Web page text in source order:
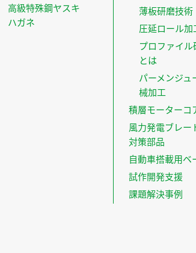
高級特殊鋼ヤスキ
ハガネ
薄板研磨技術
圧延ロール加
プロファイル
とは
パーメンジュ
械加工
積層モーターコ
風力発電ブレー
対策部品
自動車搭載用ベ
試作開発支援
課題解決事例